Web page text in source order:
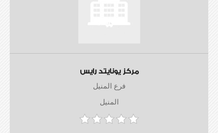
مركز يونايتد رايس
فرع المنيل
المنيل